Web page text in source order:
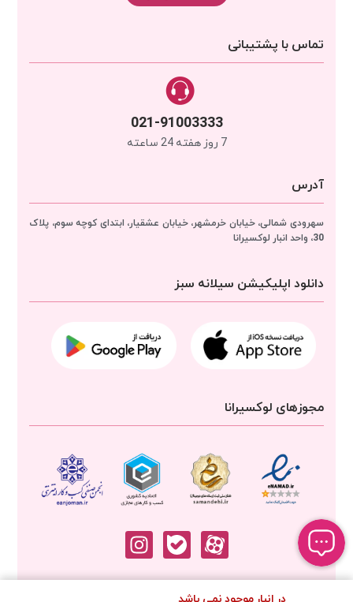
در انبار موجود نمی باشد
تماس با پشتیبانی
021-91003333
7 روز هفته 24 ساعته
آدرس
سهرودی شمالی، خیابان خرمشهر، خیابان عشقیار، ابتدای کوچه سوم، پلاک
30، واحد انبار
لوکسیرانا
دانلود اپلیکیشن سیلانه سبز
مجوزهای لوکسیرانا